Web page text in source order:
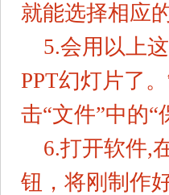
就能选择相应
5.会用以上
PPT幻灯片了
击“文件”中的
6.打开软件,
钮，将刚制作